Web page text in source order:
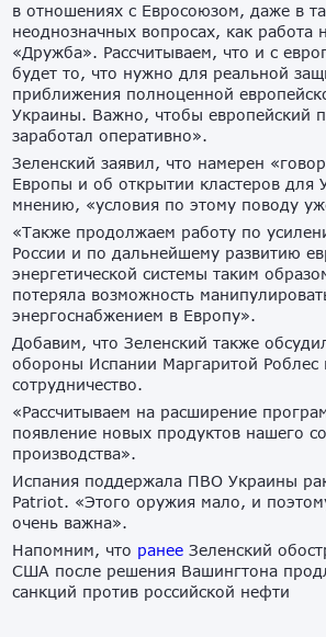
в отношениях с Евросоюзом, даже в
неоднозначных вопросах, как работа
«Дружба». Рассчитываем, что и с
будет то, что нужно для реальной
приближения полноценной
Украины. Важно, чтобы европейский
заработал оперативно».
Зеленский заявил, что намерен
Европы и об открытии кластеров для
мнению, «условия по этому поводу
«Также продолжаем работу по
России и по дальнейшему развитию
энергетической системы таким
потеряла возможность
энергоснабжением в Европу».
Добавим, что Зеленский также
обороны Испании Маргаритой Роблес
сотрудничество.
«Рассчитываем на расширение
появление новых продуктов нашего
производства».
Испания поддержала ПВО Украины
Patriot. «Этого оружия мало, и
очень важна».
Напомним, что ранее Зеленский
США после решения Вашингтона
санкций против российской нефти